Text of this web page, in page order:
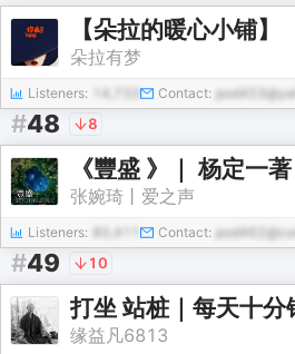
【朵拉的暖心小铺】
朵拉有梦
Listeners: Contact:
#48 8
《豐盛 》｜ 杨定一
张婉琦丨爱之声
Listeners: 80,411 Contact:
#49 10
打坐 站桩｜每天十分
缘益凡6813